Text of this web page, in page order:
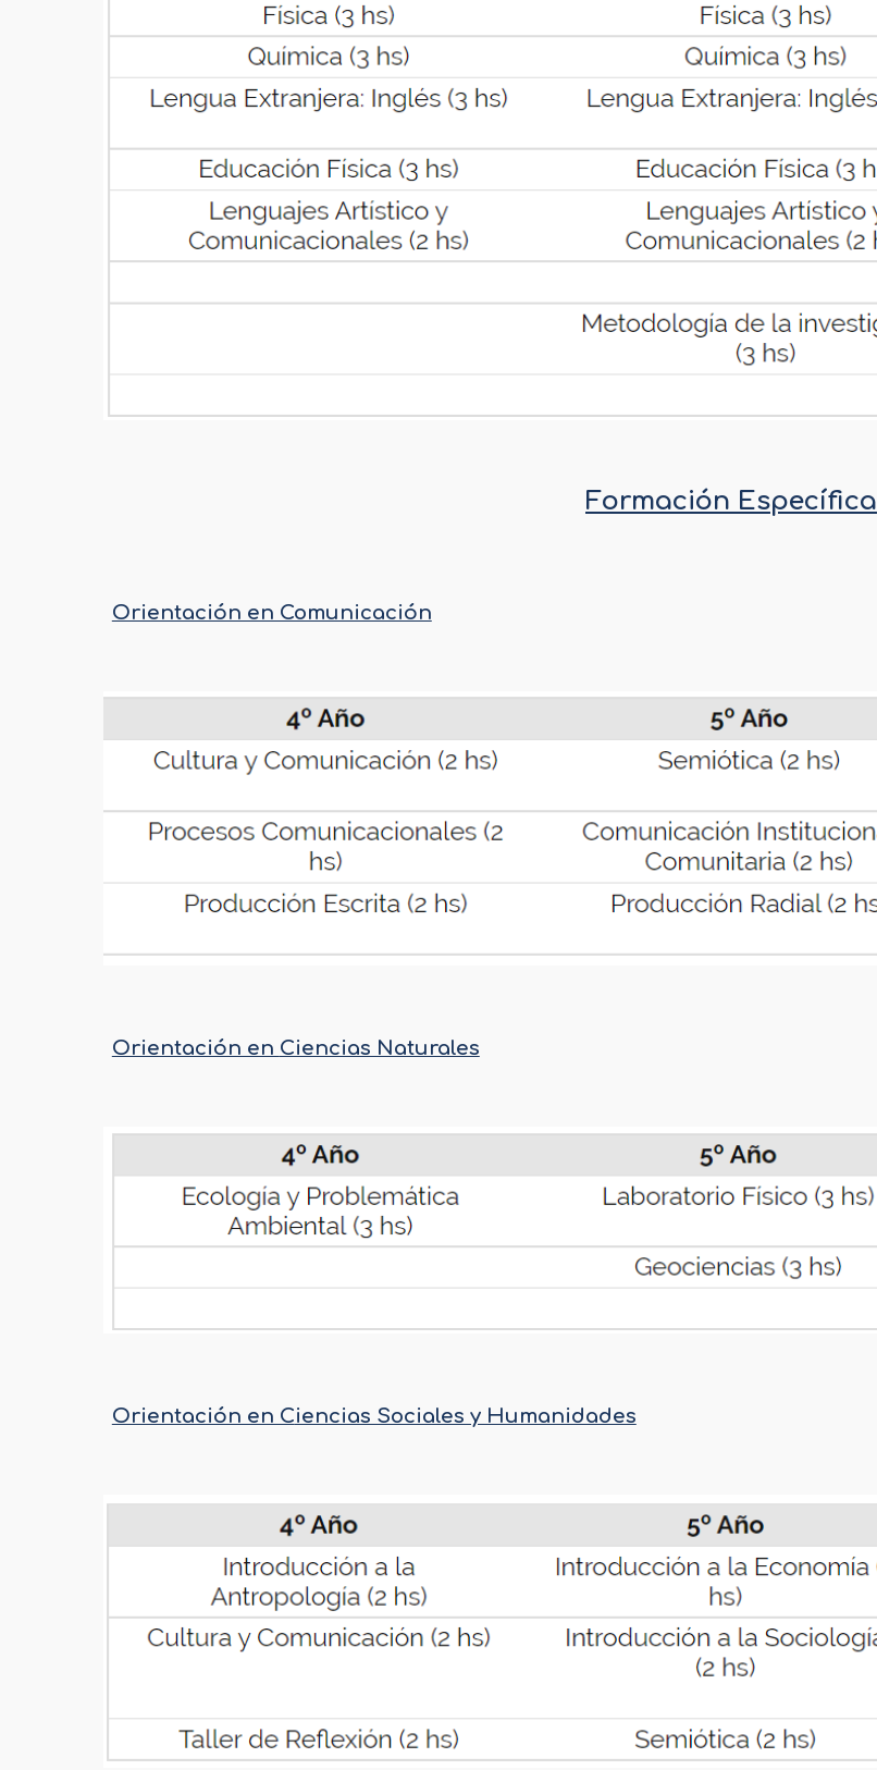
Formación Específica
Orientación en Comunicación
Orientación en Ciencias Naturales
Orientación en Ciencias Sociales y Humanidades